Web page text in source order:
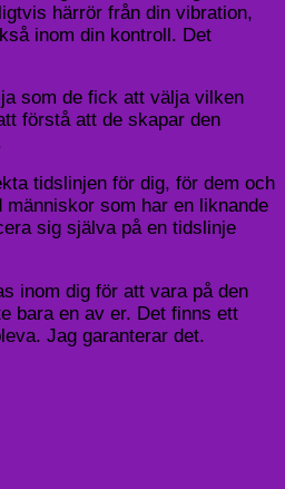
härrör från din vibration,
inom din kontroll. Det
som de fick att välja vilken
förstå att de skapar den
tidslinjen för dig, för dem och
som har en liknande
sig själva på en tidslinje
inom dig för att vara på den
bara en av er. Det finns ett
Jag garanterar det.